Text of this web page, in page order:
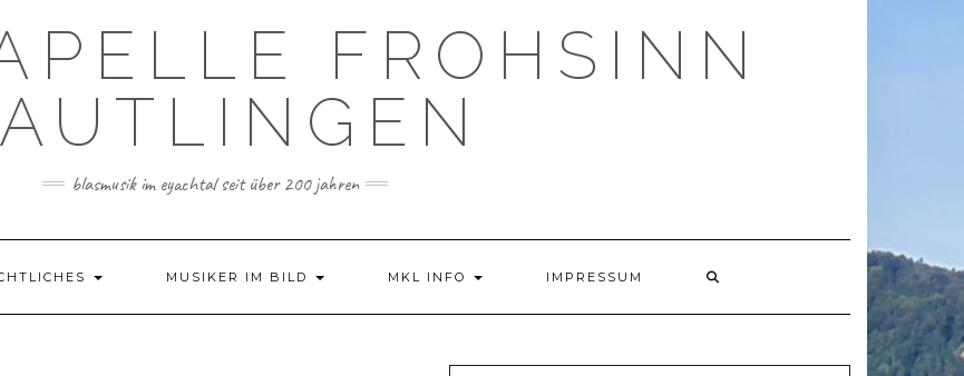
FROHSINN
blasmusik im eyachtal seit über 200 jahren
MUSIKER IM BILD MKL INFO IMPRESSUM